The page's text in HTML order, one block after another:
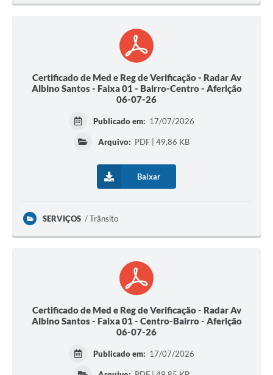
Certificado de Med e Reg de Verificação - Radar Av
Albino Santos - Faixa 01 - Bairro-Centro - Aferição
06-07-26
Publicado em: 17/07/2026
Arquivo: PDF | 49,86 KB
Baixar
SERVIÇOS Trânsito
Certificado de Med e Reg de Verificação - Radar Av
Albino Santos - Faixa 01 - Centro-Bairro - Aferição
06-07-26
Publicado em: 17/07/2026